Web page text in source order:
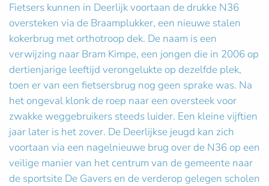
Fietsers kunnen in Deerlijk voortaan de drukke N36
oversteken via de Braamplukker, een nieuwe stalen
kokerbrug met orthotroop dek. De naam is een
verwijzing naar Bram Kimpe, een jongen die in 2006 op
dertienjarige leeftijd verongelukte op dezelfde plek,
toen er van een fietsersbrug nog geen sprake was. Na
het ongeval klonk de roep naar een oversteek voor
zwakke weggebruikers steeds luider. Een kleine vijftien
jaar later is het zover. De Deerlijkse jeugd kan zich
voortaan via een nagelnieuwe brug over de N36 op een
veilige manier van het centrum van de gemeente naar
de sportsite De Gavers en de verderop gelegen scholen